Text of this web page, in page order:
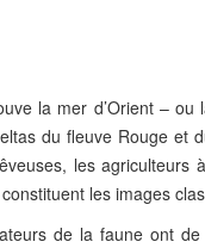
la mer d’Orient –
du fleuve Rouge et
les agriculteurs
les images
de la faune ont